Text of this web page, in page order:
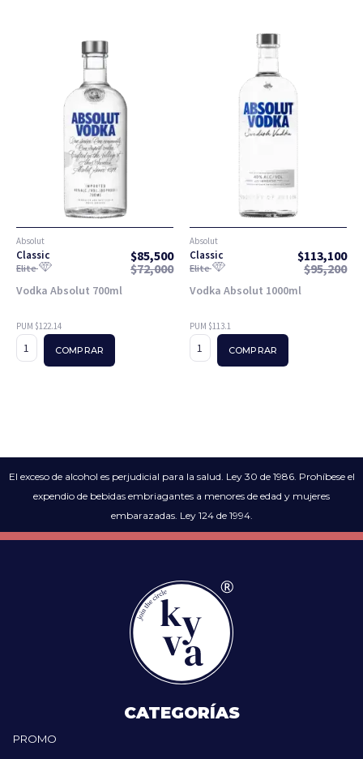
Absolut
Classic $85,500
Elite $72,000
Vodka Absolut 700ml
PUM $122.14
COMPRAR
Absolut
Classic $113,100
Elite $95,200
Vodka Absolut 1000ml
PUM $113.1
COMPRAR
El exceso de alcohol es perjudicial para la salud. Ley 30 de 1986. Prohíbese el
expendio de bebidas embriagantes a menores de edad y mujeres
embarazadas. Ley 124 de 1994.
CATEGORÍAS
PROMO